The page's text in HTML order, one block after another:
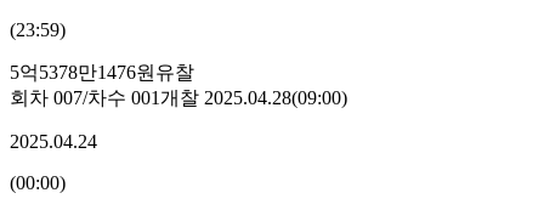
(23:59)
5억5378만1476원 유찰
회차 007/차수 001개찰 2025.04.28(09:00)
2025.04.24
(00:00)